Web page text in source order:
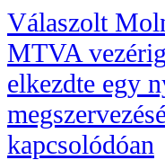
Válaszolt
MTVA
elkezdte egy
kapcsolódóan